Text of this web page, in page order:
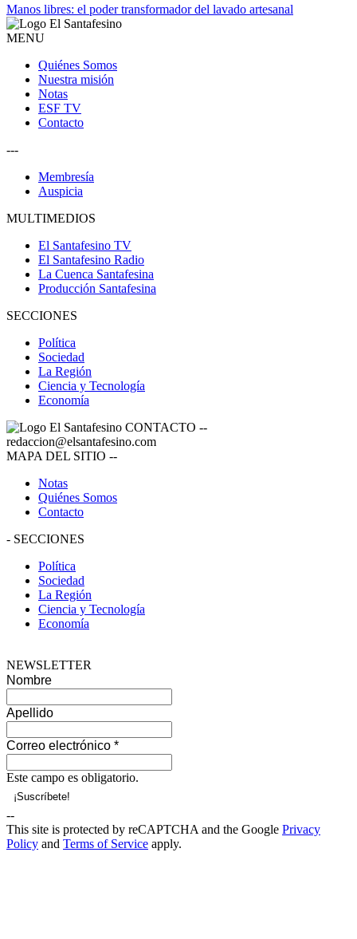
Manos libres: el poder transformador del lavado artesanal
MENU
Quiénes Somos
Nuestra misión
Notas
ESF TV
Contacto
---
Membresía
Auspicia
MULTIMEDIOS
El Santafesino TV
El Santafesino Radio
La Cuenca Santafesina
Producción Santafesina
SECCIONES
Política
Sociedad
La Región
Ciencia y Tecnología
Economía
CONTACTO --
redaccion@elsantafesino.com
MAPA DEL SITIO --
Notas
Quiénes Somos
Contacto
- SECCIONES
Política
Sociedad
La Región
Ciencia y Tecnología
Economía
NEWSLETTER
Nombre
Apellido
Correo electrónico *
Este campo es obligatorio.
--
This site is protected by reCAPTCHA and the Google Privacy
Policy and Terms of Service apply.